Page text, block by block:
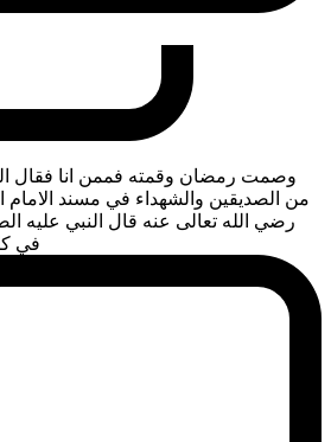
وصمت رمضان وقمته فممن انا فقال
من الصديقين والشهداء في مسند
رضي الله تعالى عنه قال النبي عليه
في